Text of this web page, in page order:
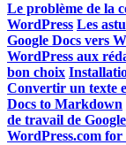
Le problème de la
WordPress Les
Google Docs vers
WordPress aux
bon choix
Convertir un texte
Docs to Markdown
de travail de
WordPress.com for